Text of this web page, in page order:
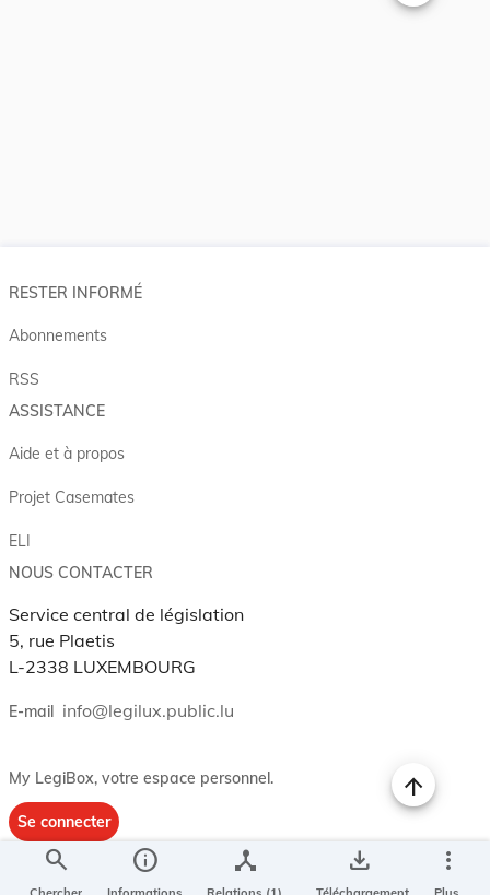
Changer la
search info device_hub save_alt more_vert
RESTER INFORMÉ
Abonnements
RSS
ASSISTANCE
Aide et à propos
Projet Casemates
ELI
NOUS CONTACTER
Service central de législation
5, rue Plaetis
L-2338 LUXEMBOURG
E-mail info@legilux.public.lu
My LegiBox, votre espace personnel.
Se connecter
Enregistrer et organiser vos actes préférés, enregistrer vos
recherches, soyez alerté en cas de modification sur un document